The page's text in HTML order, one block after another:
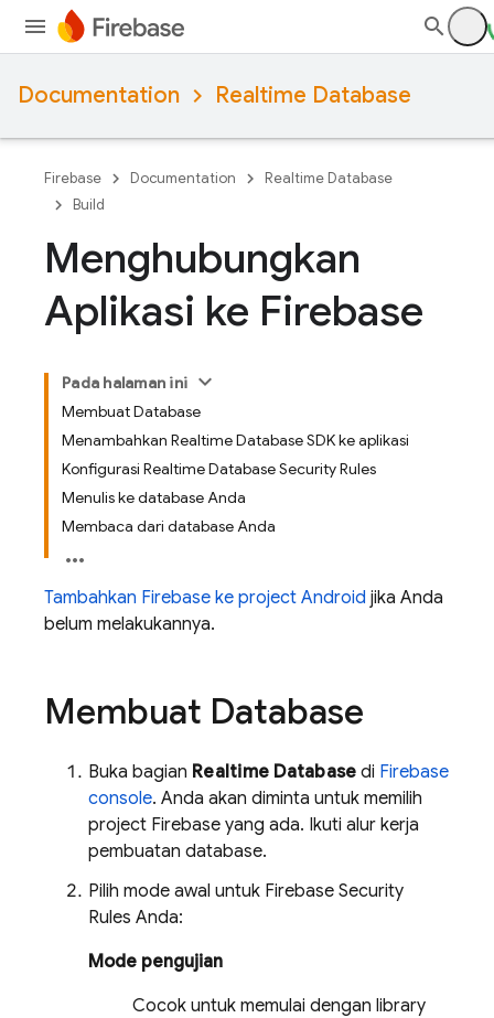
Documentation Realtime Database
Firebase Documentation
Realtime Database
Build
Menghubungkan
Aplikasi ke Firebase
Pada halaman ini
Membuat Database
Menambahkan Realtime Database SDK ke aplikasi
Konfigurasi Realtime Database Security Rules
Menulis ke database Anda
Membaca dari database Anda
Tambahkan Firebase ke project Android jika Anda
belum melakukannya.
Membuat Database
Buka bagian Realtime Database di Firebase
console. Anda akan diminta untuk memilih
project Firebase yang ada. Ikuti alur kerja
pembuatan database.
Pilih mode awal untuk Firebase Security
Rules Anda:
Mode pengujian
Cocok untuk memulai dengan library